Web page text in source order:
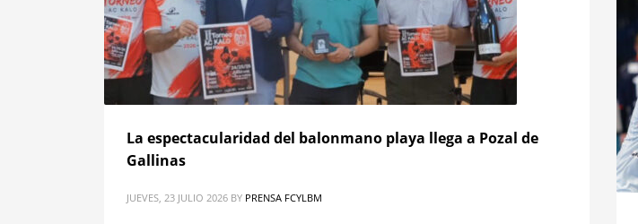
La espectacularidad del balonmano playa llega a Pozal de
Gallinas
JUEVES, 23 JULIO 2026 BY PRENSA FCYLBM